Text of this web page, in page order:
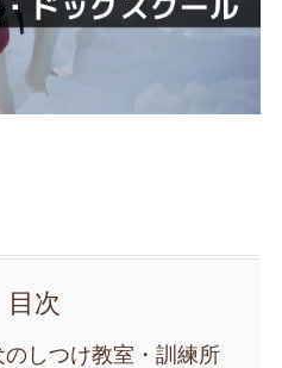
目次
しつけ教室・訓練所